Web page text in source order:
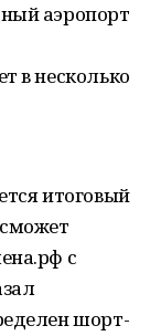
аэропорт
в несколько
итоговый
с
шорт-